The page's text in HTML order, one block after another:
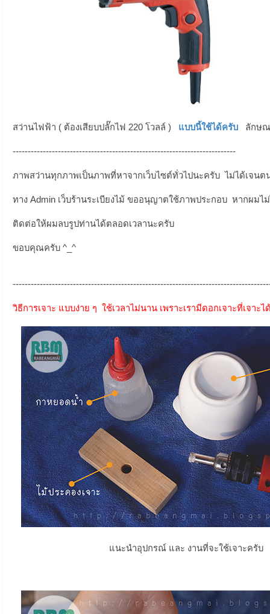
สว่านไฟฟ้า ( ต้องเสียบปลั๊กไฟ 220 โวลล์ ) แบบนี้ใช้ได้ครับ ลักษณ
--------------------------------------------------------------------------
ภาพสว่านทุกภาพเป็นภาพที่หาจากเว็บไซต์ทั่วไปนะครับ ไม่ได้เจน
ทาง Admin เว็บร้านระเบียงไม้ ขออนุญาตใช้ภาพประกอบ หากผม
ติดต่อให้ผมลบรูปท่านได้ตลอดเวลานะครับ
ขอบคุณครับ ^_^
วิธีการเจาะ แบบง่าย ๆ ใช้เวลาไม่นาน เพราะเรามีดอกเจาะที่เจาะ
แนะนำอุปกรณ์ และ งานที่จะใช้เจาะครับ